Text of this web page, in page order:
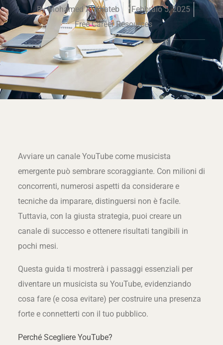
ByMohamed Al Khateb
Febbraio 5, 2025
Free Career Resources
Avviare un canale YouTube come musicista
emergente può sembrare scoraggiante. Con milioni di
concorrenti, numerosi aspetti da considerare e
tecniche da imparare, distinguersi non è facile.
Tuttavia, con la giusta strategia, puoi creare un
canale di successo e ottenere risultati tangibili in
pochi mesi.
Questa guida ti mostrerà i passaggi essenziali per
diventare un musicista su YouTube, evidenziando
cosa fare (e cosa evitare) per costruire una presenza
forte e connetterti con il tuo pubblico.
Perché Scegliere YouTube?